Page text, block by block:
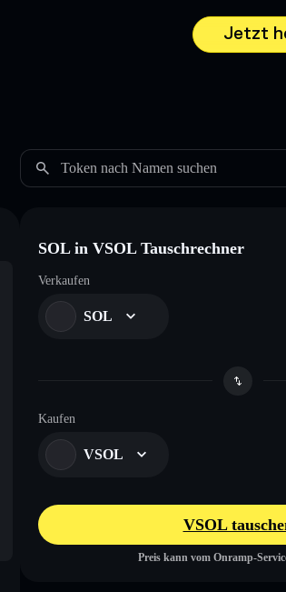
Jetzt
Token nach Namen suchen
SOL in VSOL Tauschrechner
Verkaufen
SOL
Kaufen
VSOL
VSOL
Preis kann vom Onramp-